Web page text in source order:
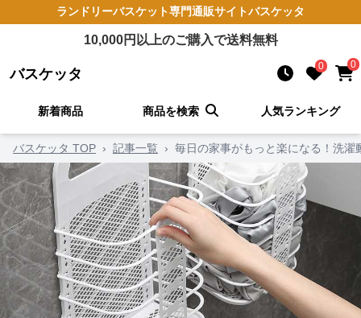
ランドリーバスケット専門通販サイトバスケッタ
10,000円以上のご購入で送料無料
バスケッタ 0 0
新着商品 商品を検索 人気ランキング
バスケッタ TOP › 記事一覧 › 毎日の家事がもっと楽になる！洗